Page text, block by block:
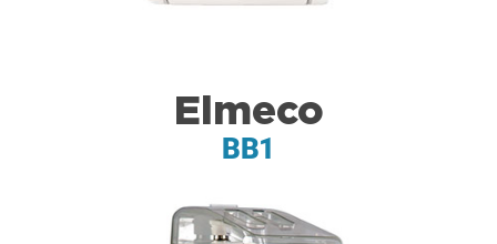
Elmeco
BB1